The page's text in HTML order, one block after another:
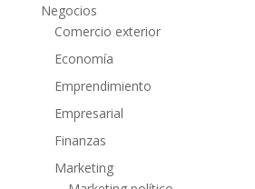
Negocios
Comercio exterior
Economía
Emprendimiento
Empresarial
Finanzas
Marketing